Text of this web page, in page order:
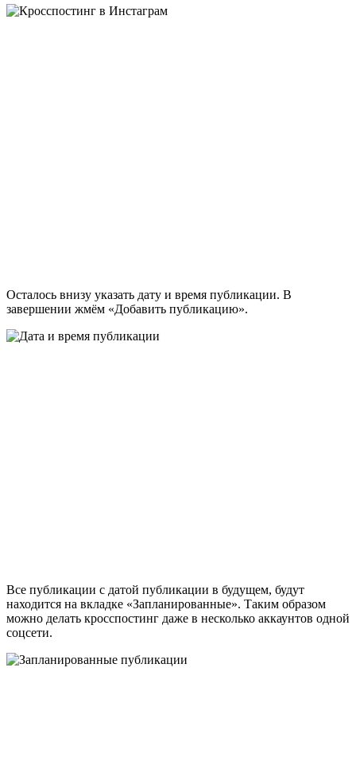
Осталось внизу указать дату и время публикации. В
завершении жмём «Добавить публикацию».
Все публикации с датой публикации в будущем, будут
находится на вкладке «Запланированные». Таким образом
можно делать кросспостинг даже в несколько аккаунтов одной
соцсети.